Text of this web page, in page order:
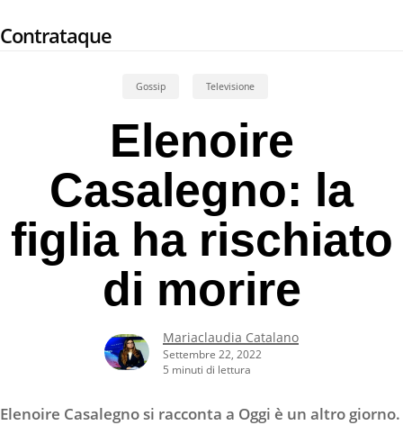
to
Contrataque
Gossip Televisione
Elenoire
Casalegno: la
figlia ha rischiato
di morire
Mariaclaudia Catalano
Settembre 22, 2022
5 minuti di lettura
Elenoire Casalegno si racconta a Oggi è un altro giorno.